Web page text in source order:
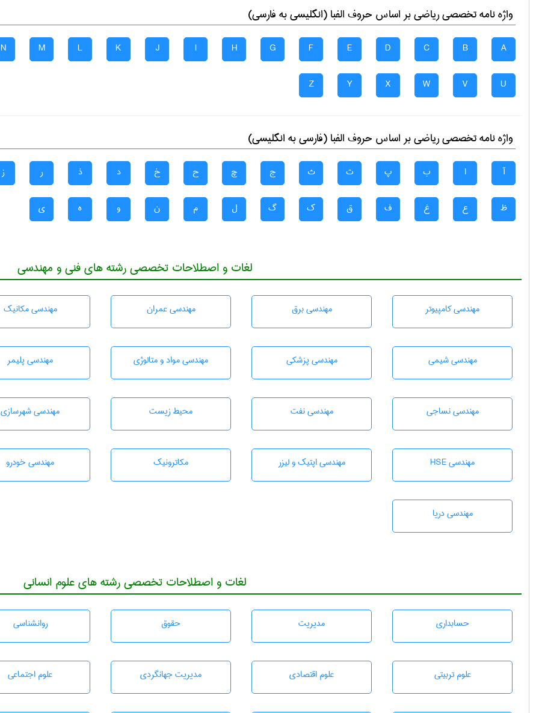
واژه نامه تخصصیرياضیبر اساس حروف الفبا (انگلیسی به فارسی)
A
B
C
D
E
F
G
H
I
J
K
L
M
N
U
V
W
X
Y
Z
واژه نامه تخصصیرياضیبر اساس حروف الفبا (فارسی به انگلیسی)
آ ا ب پ ت ث ج چ ح خ د ذ ر ز
ظ ع غ ف ق ک گ ل م ن و ه ی
لغات و اصطلاحات تخصصی رشته های فنی و مهندسی
مهندسی كامپيوتر مهندسی برق مهندسی عمران مهندسی مکانیک
مهندسي شيمی مهندسی پزشکی مهندسی مواد و متالوژی مهندسی پليمر
مهندسي نساجی مهندسی نفت محيط زيست مهندسی شهرسازی
مهندسی HSE مهندسی اپتیک و لیزر مکاترونیک مهندسی خودرو
مهندسی دریا
لغات و اصطلاحات تخصصی رشته های علوم انسانی
حسابداری مديريت حقوق روانشناسی
علوم تربيتی علوم اقتصادی مديريت جهانگردی علوم اجتماعی